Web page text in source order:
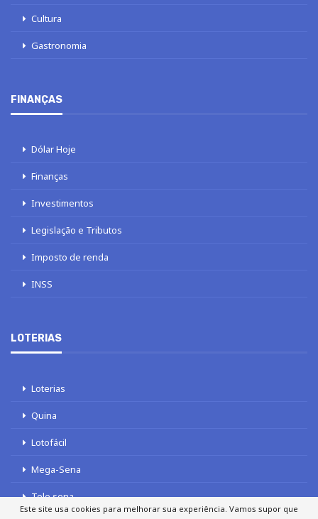
Cultura
Gastronomia
FINANÇAS
Dólar Hoje
Finanças
Investimentos
Legislação e Tributos
Imposto de renda
INSS
LOTERIAS
Loterias
Quina
Lotofácil
Mega-Sena
Tele sena
Este site usa cookies para melhorar sua experiência. Vamos supor que